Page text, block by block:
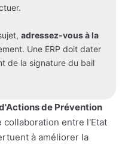
adressez-vous à la
Une ERP doit dater
de la signature du bail
de Prévention
collaboration entre l'Etat
à améliorer la